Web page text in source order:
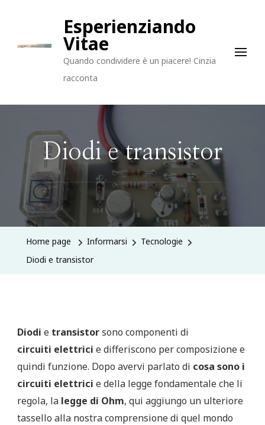
Esperienziando
Vitae
Quando condividere è un piacere! Cinzia
racconta
Diodi e transistor
Home page Informarsi
Tecnologie
Diodi e transistor
Diodi e transistorsono componenti di
circuiti elettrici e differiscono per composizione e
quindi funzione. Dopo avervi parlato di cosa sono i
circuiti elettrici e della legge fondamentale che li
regola, la legge di Ohm, qui aggiungo un ulteriore
tassello alla nostra comprensione di quel mondo